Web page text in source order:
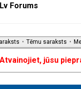
Forums
• Tēmu saraksts •
Atvainojiet, jūsu